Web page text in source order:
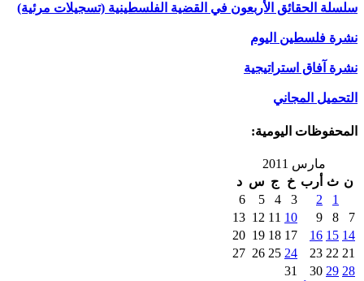
سلسلة الحقائق الأربعون في القضية الفلسطينية (تسجيلات مرئية)
نشرة فلسطين اليوم
نشرة آفاق استراتيجية
التحميل المجاني
المحفوظات اليومية:
مارس 2011
ن ث أرب خ ج س د
1
2
3
4
5
6
7
8
9
10
11
12
13
14
15
16
17
18
19
20
21
22
23
24
25
26
27
28
29
30
31